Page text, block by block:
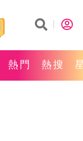
熱門 熱搜